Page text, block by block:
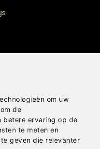
om uw
om de
betere ervaring op de
te meten en
geven die relevanter